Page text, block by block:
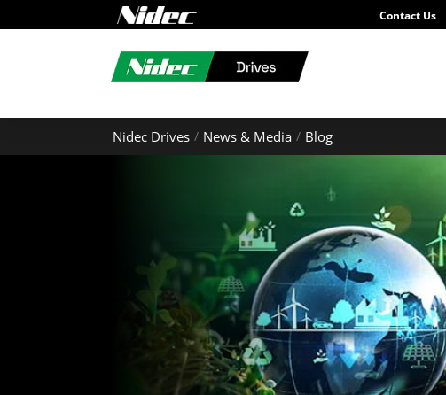
Contact Us
Nidec Drives News & Media Blog